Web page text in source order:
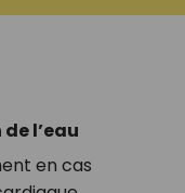
l’eau
en cas